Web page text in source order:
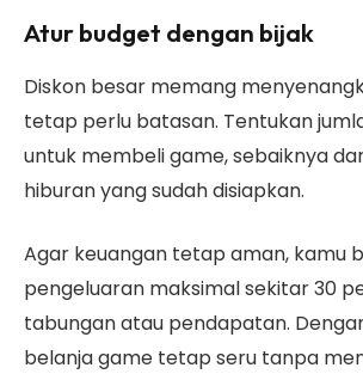
Atur budget dengan bijak
Diskon besar memang
tetap perlu batasan. Tentukan
untuk membeli game, sebaiknya
hiburan yang sudah disiapkan.
Agar keuangan tetap aman, kamu
pengeluaran maksimal sekitar 30
tabungan atau pendapatan.
belanja game tetap seru tanpa